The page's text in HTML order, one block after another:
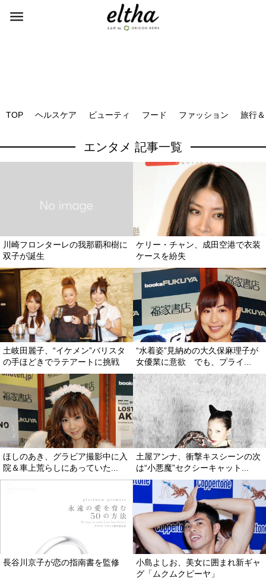
TOP ヘルスケア ビューティ フード ファッション 旅行
エンタメ 記事一覧
川崎フロンターレの我那覇和樹に
双子が誕生
ケリー・チャン、成田空港で衣装
ケースを紛失
土岐田麗子、“イケメン”バリスタ
の手ほどきでラテアートに挑戦
“水着姿”見納めの大久保麻理子が
女優業に意欲 でも、プライ...
ほしのあき、グラビア撮影中に入
院＆車上荒らしにあっていた...
土屋アンナ、衝撃キスシーンの次
は“小悪魔”セクシーキャット...
長谷川京子が恋の指南書を監修
小島よしお、美女に囲まれ新ギャ
グ「ムクムクピーヤ」